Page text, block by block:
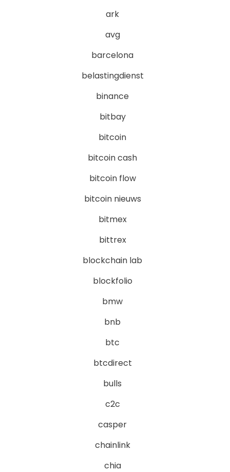
ark
avg
barcelona
belastingdienst
binance
bitbay
bitcoin
bitcoin cash
bitcoin flow
bitcoin nieuws
bitmex
bittrex
blockchain lab
blockfolio
bmw
bnb
btc
btcdirect
bulls
c2c
casper
chainlink
chia